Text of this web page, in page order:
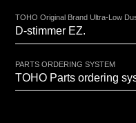
TOHO Original Brand Ultra-Low
D-stimmer EZ.
PARTS ORDERING SYSTEM
TOHO Parts ordering